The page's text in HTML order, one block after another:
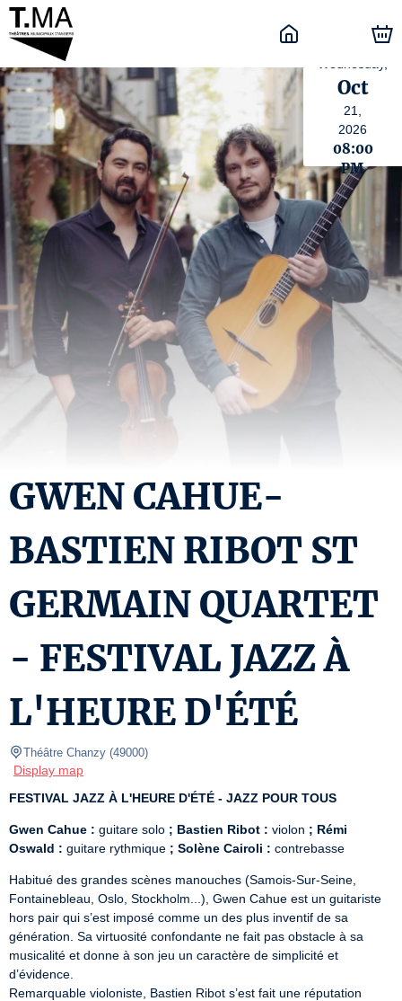
Oct
21,
2026
08:00
PM
GWEN CAHUE-
BASTIEN RIBOT ST
GERMAIN QUARTET
- FESTIVAL JAZZ À
L'HEURE D'ÉTÉ
Théâtre Chanzy (49000)
Display map
FESTIVAL JAZZ À L'HEURE D'ÉTÉ - JAZZ POUR TOUS
Gwen Cahue : guitare solo ; Bastien Ribot : violon ; Rémi
Oswald : guitare rythmique ; Solène Cairoli : contrebasse
Habitué des grandes scènes manouches (Samois-Sur-Seine,
Fontainebleau, Oslo, Stockholm...), Gwen Cahue est un guitariste
hors pair qui s’est imposé comme un des plus inventif de sa
génération. Sa virtuosité confondante ne fait pas obstacle à sa
musicalité et donne à son jeu un caractère de simplicité et
d’évidence.
Remarquable violoniste, Bastien Ribot s’est fait une réputation